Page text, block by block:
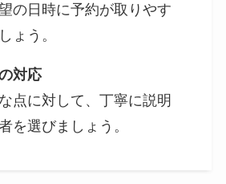
の日時に予約が取りやす
ょう。
対応
点に対して、丁寧に説明
を選びましょう。